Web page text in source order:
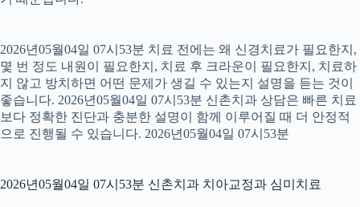
2026년05월04일 07시53분 치료 전에는 왜 신경치료가 필요한지,
몇 번 정도 내원이 필요한지, 치료 후 크라운이 필요한지, 치료하
지 않고 방치하면 어떤 문제가 생길 수 있는지 설명을 듣는 것이
좋습니다. 2026년05월04일 07시53분 신촌치과 상담은 빠른 치료
보다 정확한 진단과 충분한 설명이 함께 이루어질 때 더 안정적
으로 진행될 수 있습니다. 2026년05월04일 07시53분
2026년05월04일 07시53분 신촌치과 치아교정과 심미치료